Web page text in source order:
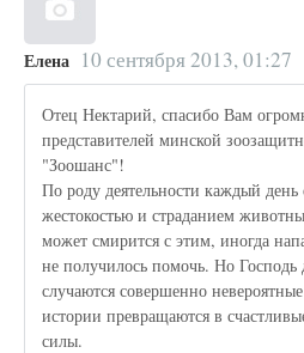
Елена 10 сентября 2013, 01:27
Отец Нектарий, спасибо Вам
представителей минской
"Зоошанс"!
По роду деятельности каждый день
жестокостью и страданием
может смирится с этим, иногда
не получилось помочь. Но Господь
случаются совершенно
истории превращаются в
силы.